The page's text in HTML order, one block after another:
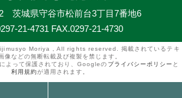
茨城県守谷市松前台3丁目7番地6
21-4731 FAX.0297-21-4730
Moriya , All rights reserved. 掲載されているテキ
像などの無断転載及び複製を禁じます。
よって保護されており、Googleの プライバシーポリシー と
利用規約が適用されます。